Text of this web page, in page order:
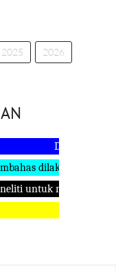
2025 2026
Demi kelancaran
dilakukan setelah
untuk menyelesaikan